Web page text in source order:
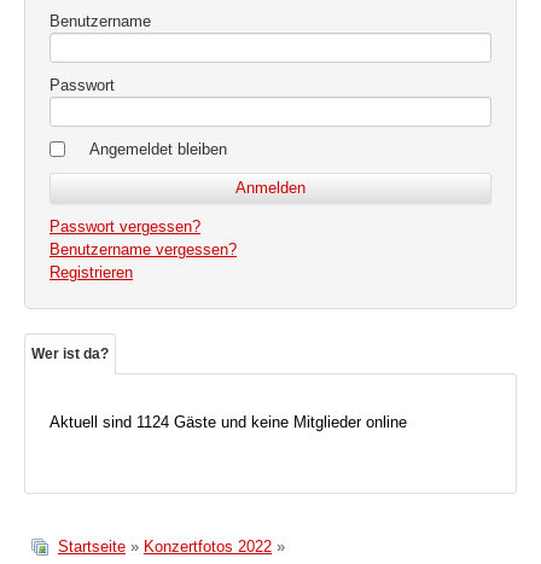
Benutzername
Passwort
Angemeldet bleiben
Passwort vergessen?
Benutzername vergessen?
Registrieren
Wer ist da?
Aktuell sind 1124 Gäste und keine Mitglieder online
Startseite » Konzertfotos 2022 »